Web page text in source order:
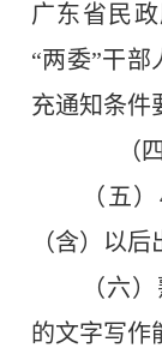
广东省民
“两委”干部
充通知条件
（四
（五）
（含）以后
（六
的文字写作